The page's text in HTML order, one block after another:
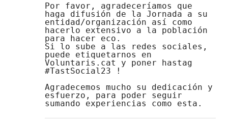
Por favor, agradeceríamos que
haga difusión de la Jornada a su
entidad/organización así como
hacerlo extensivo a la población
para hacer eco.
Si lo sube a las redes sociales,
puede etiquetarnos en
Voluntaris.cat y poner hastag
#TastSocial23 !
Agradecemos mucho su dedicación y
esfuerzo, para poder seguir
sumando experiencias como esta.